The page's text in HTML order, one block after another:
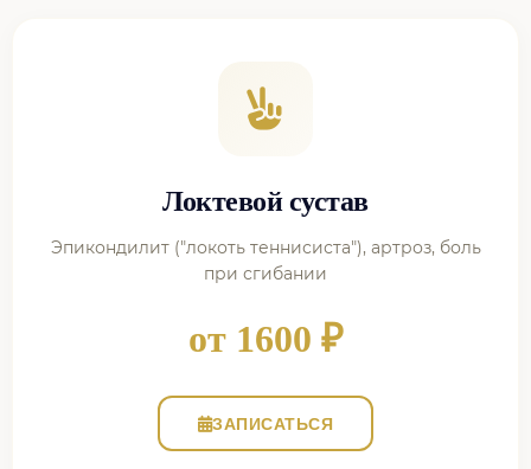
Локтевой сустав
Эпикондилит ("локоть теннисиста"), артроз, боль
при сгибании
от 1600 ₽
ЗАПИСАТЬСЯ